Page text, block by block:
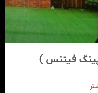
فیتنس )